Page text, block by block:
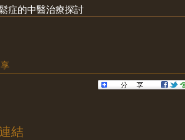
症的中醫治療探討
結